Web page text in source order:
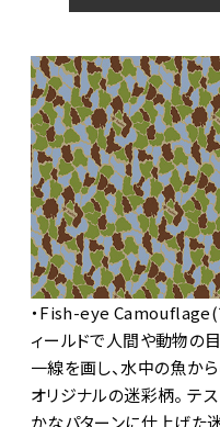
・Fish-eye Camouflage(
ィールドで人間や動物の
一線を画し、水中の魚か
オリジナルの迷彩柄。 テ
かなパターンに仕上げた